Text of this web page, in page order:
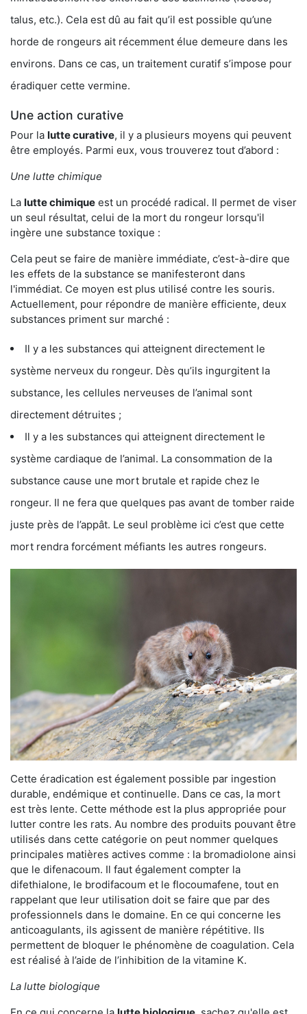
talus, etc.). Cela est dû au fait qu’il est possible qu’une
horde de rongeurs ait récemment élue demeure dans les
environs. Dans ce cas, un traitement curatif s’impose pour
éradiquer cette vermine.
Une action curative
Pour la lutte curative, il y a plusieurs moyens qui peuvent
être employés. Parmi eux, vous trouverez tout d’abord :
Une lutte chimique
La lutte chimique est un procédé radical. Il permet de viser
un seul résultat, celui de la mort du rongeur lorsqu'il
ingère une substance toxique :
Cela peut se faire de manière immédiate, c’est-à-dire que
les effets de la substance se manifesteront dans
l'immédiat. Ce moyen est plus utilisé contre les souris.
Actuellement, pour répondre de manière efficiente, deux
substances priment sur marché :
Il y a les substances qui atteignent directement le
système nerveux du rongeur. Dès qu’ils ingurgitent la
substance, les cellules nerveuses de l’animal sont
directement détruites ;
Il y a les substances qui atteignent directement le
système cardiaque de l’animal. La consommation de la
substance cause une mort brutale et rapide chez le
rongeur. Il ne fera que quelques pas avant de tomber raide
juste près de l’appât. Le seul problème ici c’est que cette
mort rendra forcément méfiants les autres rongeurs.
Cette éradication est également possible par ingestion
durable, endémique et continuelle. Dans ce cas, la mort
est très lente. Cette méthode est la plus appropriée pour
lutter contre les rats. Au nombre des produits pouvant être
utilisés dans cette catégorie on peut nommer quelques
principales matières actives comme : la bromadiolone ainsi
que le difenacoum. Il faut également compter la
difethialone, le brodifacoum et le flocoumafene, tout en
rappelant que leur utilisation doit se faire que par des
professionnels dans le domaine. En ce qui concerne les
anticoagulants, ils agissent de manière répétitive. Ils
permettent de bloquer le phénomène de coagulation. Cela
est réalisé à l’aide de l’inhibition de la vitamine K.
La lutte biologique